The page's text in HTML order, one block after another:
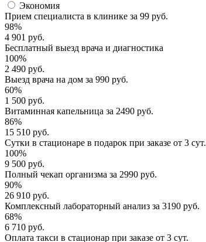
Экономия
Прием специалиста в клинике за 99 руб.
98%
4 901 руб.
Бесплатный выезд врача и диагностика
100%
2 490 руб.
Выезд врача на дом за 990 руб.
60%
1 500 руб.
Витаминная капельница за 2490 руб.
86%
15 510 руб.
Сутки в стационаре в подарок при заказе от 3 сут.
100%
9 500 руб.
Полный чекап организма за 2990 руб.
90%
26 910 руб.
Комплексный лабораторный анализ за 3190 руб.
68%
6 710 руб.
Оплата такси в стационар при заказе от 3 сут.